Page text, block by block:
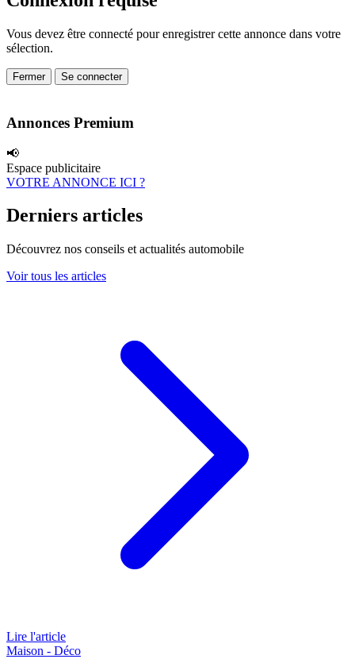
Vous devez être connecté pour enregistrer cette annonce dans votre
sélection.
Fermer Se connecter
Annonces Premium
📢
Espace publicitaire
VOTRE ANNONCE ICI ?
Derniers articles
Découvrez nos conseils et actualités automobile
Voir tous les articles
Lire l'article
Maison - Déco